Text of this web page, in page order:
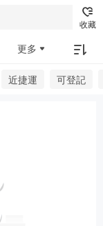
收藏
更多
近捷運 可登記